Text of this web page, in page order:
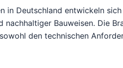
in Deutschland entwickeln
Bauweisen. Die
den technischen